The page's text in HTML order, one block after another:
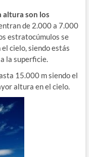
altura son los
de 2.000 a 7.000
estratocúmulos se
cielo, siendo estás
la superficie.
15.000 m siendo el
altura en el cielo.